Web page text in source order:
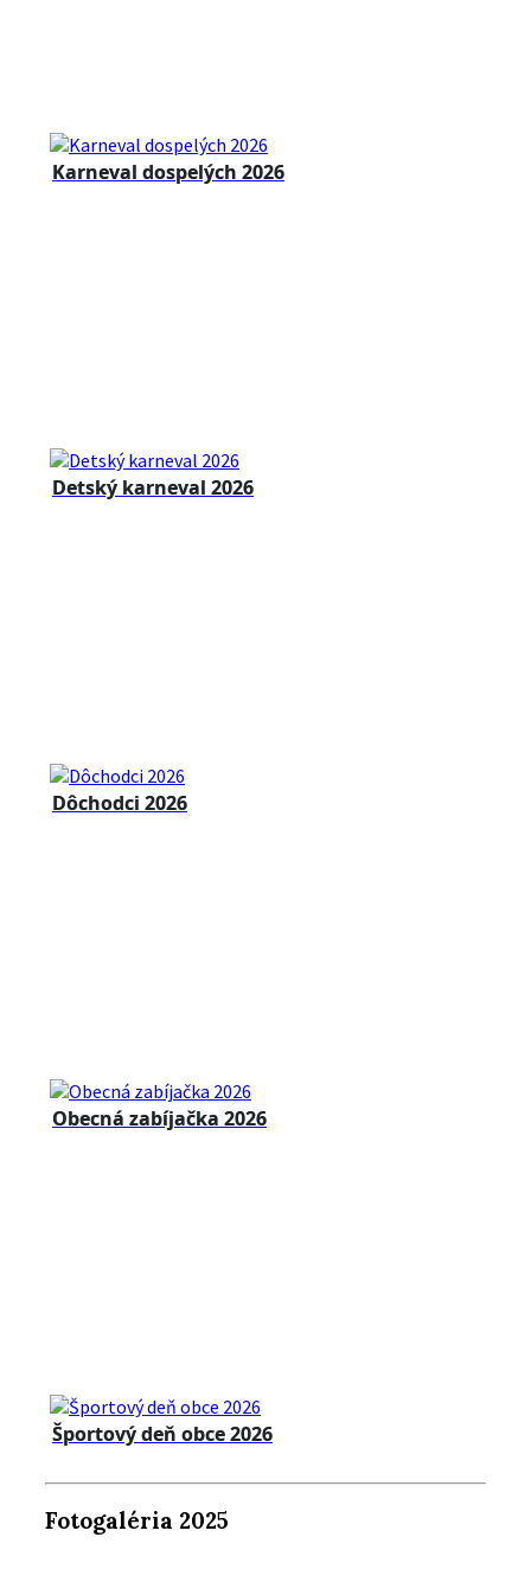
Karneval dospelých 2026
Detský karneval 2026
Dôchodci 2026
Obecná zabíjačka 2026
Športový deň obce 2026
Fotogaléria 2025